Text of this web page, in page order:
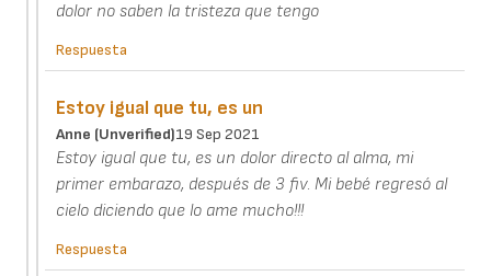
dolor no saben la tristeza que tengo
Respuesta
Estoy igual que tu, es un
Anne (unverified)19 Sep 2021
Estoy igual que tu, es un dolor directo al alma, mi
primer embarazo, después de 3 fiv. Mi bebé regresó al
cielo diciendo que lo ame mucho!!!
Respuesta